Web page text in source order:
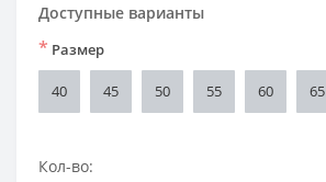
Доступные варианты
* Размер
40 45 50 55 60 65
Кол-во: